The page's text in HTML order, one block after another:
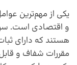
یکی از مهم‌ترین
و اقتصادی است.
هستند که دارای
مقررات شفاف و قابل